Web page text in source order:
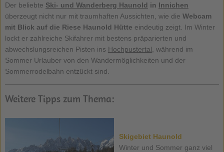
Der beliebte Ski- und Wanderberg Haunold in Innichen
überzeugt nicht nur mit traumhaften Aussichten, wie die Webcam
mit Blick auf die Riese Haunold Hütte eindeutig zeigt. Im Winter
lockt er zahlreiche Skifahrer mit bestens präparierten und
abwechslungsreichen Pisten ins Hochpustertal , während im
Sommer Urlauber von den Wandermöglichkeiten und der
Sommerrodelbahn entzückt sind.
Weitere Tipps zum Thema:
Skigebiet Haunold
Winter und Sommer ganz viel